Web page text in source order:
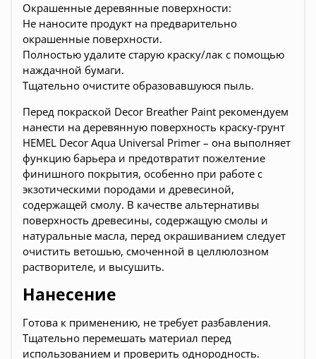
Окрашенные деревянные поверхности:
Не наносите продукт на предварительно
окрашенные поверхности.
Полностью удалите старую краску/лак с помощью
наждачной бумаги.
Тщательно очистите образовавшуюся пыль.
Перед покраской Decor Breather Paint рекомендуем
нанести на деревянную поверхность краску-грунт
HEMEL Decor Aqua Universal Primer – она выполняет
функцию барьера и предотвратит пожелтение
финишного покрытия, особенно при работе с
экзотическими породами и древесиной,
содержащей смолу. В качестве альтернативы
поверхность древесины, содержащую смолы и
натуральные масла, перед окрашиванием следует
очистить ветошью, смоченной в целлюлозном
растворителе, и высушить.
Нанесение
Готова к применению, не требует разбавления.
Тщательно перемешать материал перед
использованием и проверить однородность.